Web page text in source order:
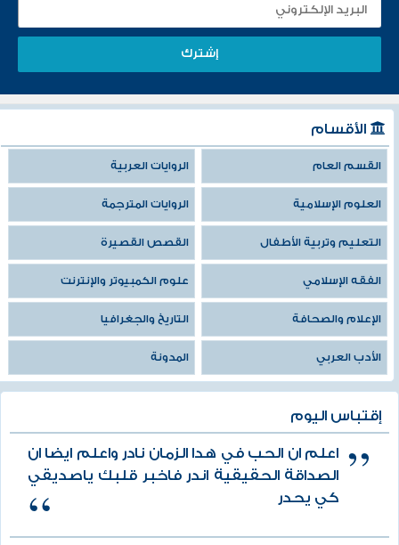
الأقسام
القسم العام الروايات العربية
العلوم الإسلامية الروايات المترجمة
التعليم وتربية الأطفال القصص القصيرة
الفقه الإسلامي علوم الكمبيوتر والإنترنت
الإعلام والصحافة التاريخ والجغرافيا
الأدب العربي المدونة
إقتباس اليوم
اعلم ان الحب في هدا الزمان نادر واعلم ايضا ان
الصداقة الحقيقية اندر فاخبر قلبك ياصديقي
كي يحدر